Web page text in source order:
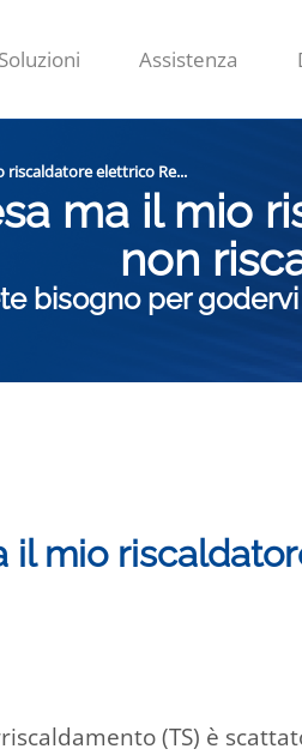
Soluzioni Assistenza
riscaldatore elettrico Re...
ma il mio
non
bisogno per
il mio
(TS) è